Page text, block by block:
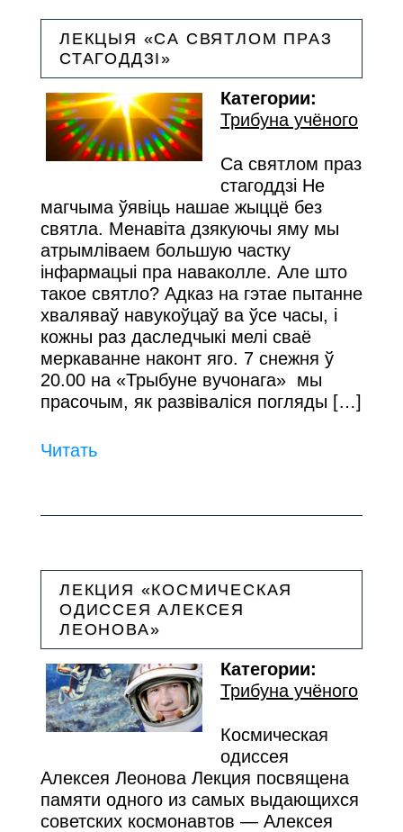
Минский Планетарий
ЛЕКЦЫЯ «СА СВЯТЛОМ ПРАЗ
СТАГОДДЗІ»
Категории:
Трибуна учёного
Са святлом праз
стагоддзі Не
магчыма ўявіць нашае жыццё без
святла. Менавіта дзякуючы яму мы
атрымліваем большую частку
інфармацыі пра наваколле. Але што
такое святло? Адказ на гэтае пытанне
хваляваў навукоўцаў ва ўсе часы, і
кожны раз даследчыкi мелi сваё
меркаванне наконт яго. 7 снежня ў
20.00 на «Трыбуне вучонага» мы
прасочым, як развіваліся погляды […]
Читать
ЛЕКЦИЯ «КОСМИЧЕСКАЯ
ОДИССЕЯ АЛЕКСЕЯ
ЛЕОНОВА»
Категории:
Трибуна учёного
Космическая
одиссея
Алексея Леонова Лекция посвящена
памяти одного из самых выдающихся
советских космонавтов — Алексея